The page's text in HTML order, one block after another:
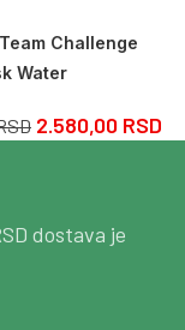
Challenge
Water
2.580,00 RSD
dostava je